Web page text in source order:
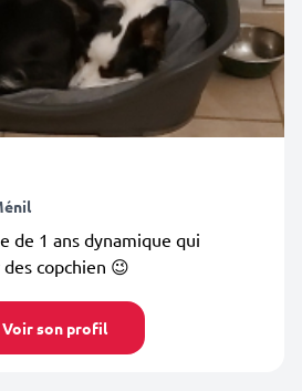
de 1 ans dynamique qui
copchien 😉
Voir son profil